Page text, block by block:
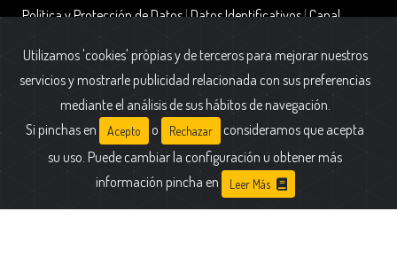
Utilizamos 'cookies' própias y de terceros para mejorar nuestros
servicios y mostrarle publicidad relacionada con sus preferencias
mediante el análisis de sus hábitos de navegación.
Si pinchas en
Acepto o Rechazar
consideramos que acepta
su uso. Puede cambiar la configuración u obtener más
información pincha en
Leer Más
Política y Protección de Datos|Datos Identificativos|Canal
Fundación AFIM.
Calle Cólquide 6 - Edificio Prisma - Portal 2 - Oficina A1
28231 Las Rozas (Madrid)